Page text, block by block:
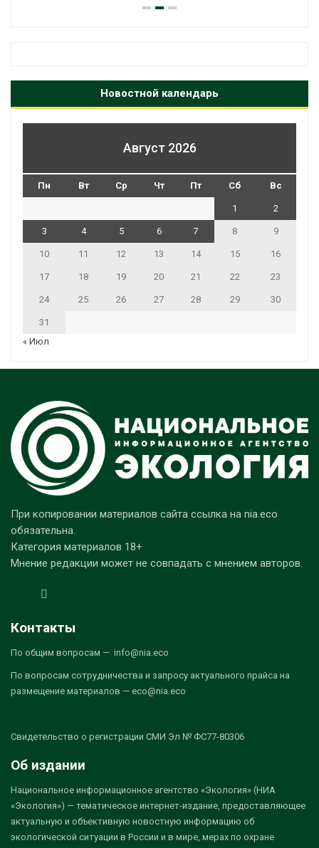
Новостной календарь
Август 2026
Пн Вт Ср Чт Пт Сб Вс
1 2
3 4 5 6 7 8 9
10 11 12 13 14 15 16
17 18 19 20 21 22 23
24 25 26 27 28 29 30
31
« Июл
При копировании материалов сайта ссылка на nia.eco
обязательна.
Категория материалов 18+
Мнение редакции может не совпадать с мнением авторов.
Контакты
По общим вопросам — info@nia.eco
По вопросам сотрудничества и запросу актуального прайса на
размещение материалов — eco@nia.eco
Свидетельство о регистрации СМИ Эл № ФС77-80306
Об издании
Национальное информационное агентство «Экология» (НИА
«Экология») — тематическое интернет-издание, предоставляющее
актуальную и объективную новостную информацию об
экологической ситуации в России и в мире, мерах по охране